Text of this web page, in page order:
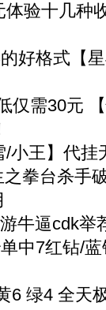
体验十几种
好格式【
仅需30元
/小王】代
之拳台杀手
牛逼cdk举
中7红钻/
6 绿4 全天